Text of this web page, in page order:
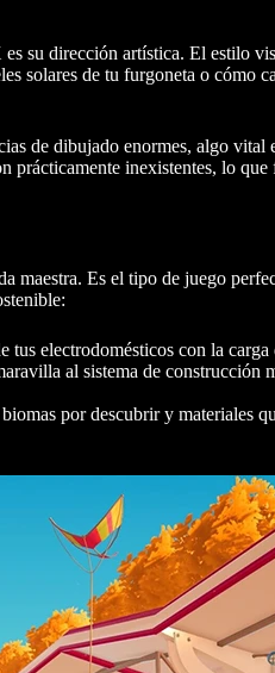
es su dirección artística. El estilo
solares de tu furgoneta o cómo
de dibujado enormes, algo
prácticamente inexistentes, lo
maestra. Es el tipo de juego
tus electrodomésticos con la
al sistema de construcción
por descubrir y materiales